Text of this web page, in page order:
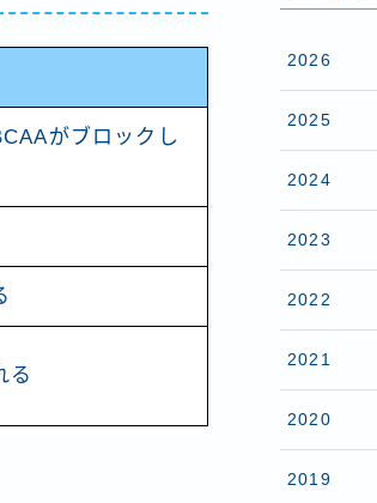
がブロックし
る
2026
2025
2024
2023
2022
2021
2020
2019